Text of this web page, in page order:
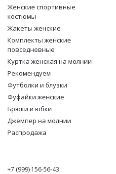
Женские спортивные
костюмы
Жакеты женские
Комплекты женские
повседневные
Куртка женская на молнии
Рекомендуем
Футболки и блузки
Фуфайки женские
Брюки и юбки
Джемпер на молнии
Распродажа
+7 (999) 156-56-43